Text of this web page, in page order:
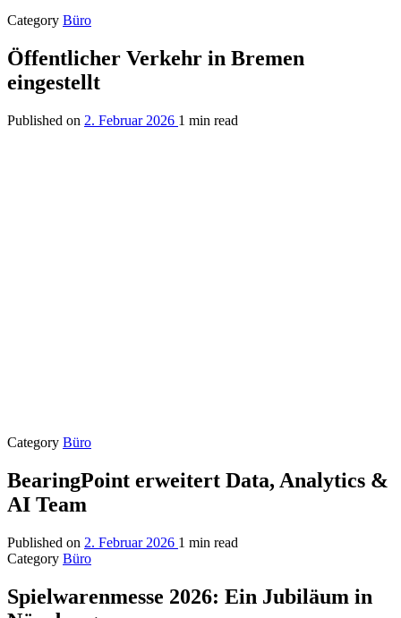
Category Büro
Öffentlicher Verkehr in Bremen
eingestellt
Published on 2. Februar 2026 1 min read
Category Büro
BearingPoint erweitert Data, Analytics &
AI Team
Published on 2. Februar 2026 1 min read
Category Büro
Spielwarenmesse 2026: Ein Jubiläum in